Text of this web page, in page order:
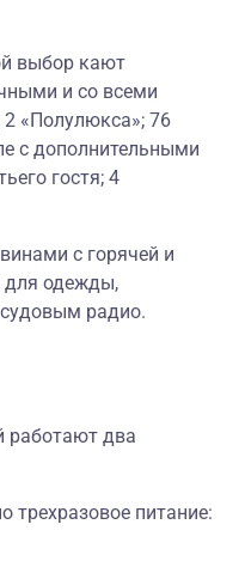
выбор кают
и со всеми
«Полулюкса»; 76
с дополнительными
гостя; 4
с горячей и
для одежды,
радио.
работают два
трехразовое питание: